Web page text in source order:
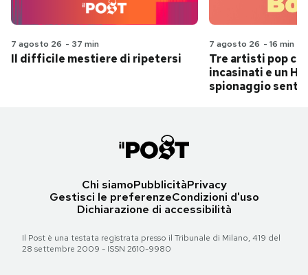
7 agosto 26 - 37 min
Il difficile mestiere di ripetersi
7 agosto 26 - 16 min
Tre artisti pop
incasinati e un
spionaggio
Chi siamoPubblicitàPrivacy
Gestisci le preferenzeCondizioni d'uso
Dichiarazione di accessibilità
Il Post è una testata registrata presso il Tribunale di Milano, 419 del
28 settembre 2009 - ISSN 2610-9980